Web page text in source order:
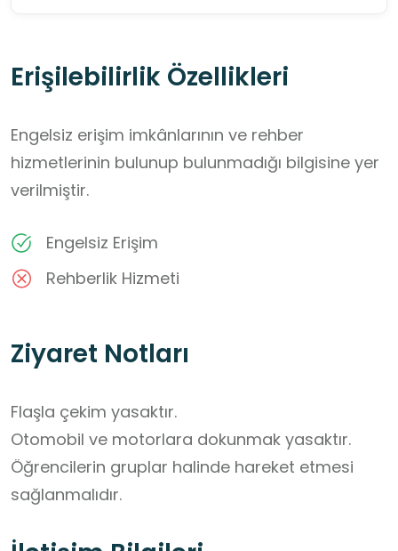
Erişilebilirlik Özellikleri
Engelsiz erişim imkânlarının ve rehber
hizmetlerinin bulunup bulunmadığı bilgisine yer
verilmiştir.
Engelsiz Erişim
Rehberlik Hizmeti
Ziyaret Notları
Flaşla çekim yasaktır.
Otomobil ve motorlara dokunmak yasaktır.
Öğrencilerin gruplar halinde hareket etmesi
sağlanmalıdır.